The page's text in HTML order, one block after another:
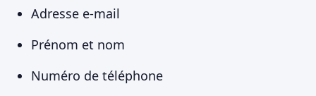
Adresse e-mail
Prénom et nom
Numéro de téléphone